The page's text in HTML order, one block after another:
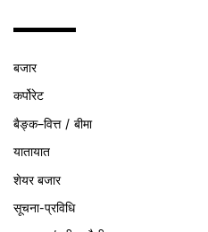
बजार
कर्पोरेट
बैङ्क–वित्त / बीमा
यातायात
शेयर बजार
सूचना-प्रविधि